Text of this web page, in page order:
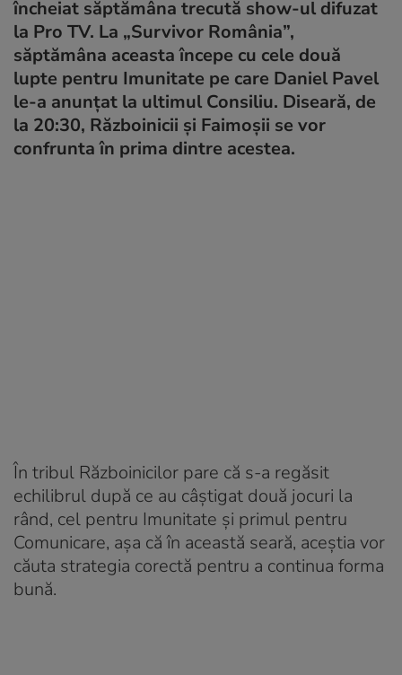
încheiat săptămâna trecută show-ul difuzat
la Pro TV. La „Survivor România”,
săptămâna aceasta începe cu cele două
lupte pentru Imunitate pe care Daniel Pavel
le-a anunțat la ultimul Consiliu. Diseară, de
la 20:30, Războinicii și Faimoșii se vor
confrunta în prima dintre acestea.
În tribul Războinicilor pare că s-a regăsit
echilibrul după ce au câștigat două jocuri la
rând, cel pentru Imunitate și primul pentru
Comunicare, așa că în această seară, aceștia vor
căuta strategia corectă pentru a continua forma
bună.